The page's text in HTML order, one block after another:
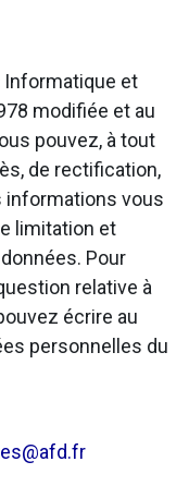
Informatique et
modifiée et au
pouvez, à tout
de rectification,
informations vous
limitation et
Pour
relative à
écrire au
personnelles du